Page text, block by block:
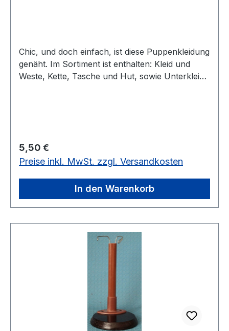
Chic, und doch einfach, ist diese Puppenkleidung
genäht. Im Sortiment ist enthalten: Kleid und
Weste, Kette, Tasche und Hut, sowie Unterkleid,
Regulärer Preis:
5,50 €
Preise inkl. MwSt. zzgl. Versandkosten
In den Warenkorb